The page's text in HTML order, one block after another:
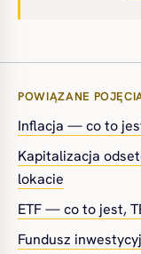
POWIĄZANE
Inflacja — co to
Kapitalizacja
lokacie
ETF — co to jest,
Fundusz